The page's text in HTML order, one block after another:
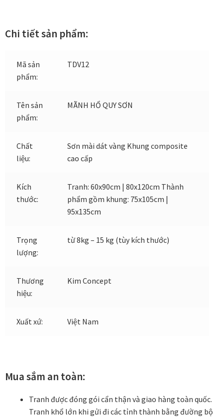
Tranh treo tường
ƯU ĐÃI
Ưu đãi tranh in
Ưu đãi tranh sơn mài
Vận Chuyển Giao Nhận
Xưởng in tranh
Xưởng tranh Mia Home
Chi tiết sản phẩm:
Mã sản
phẩm:
TDV12
Tên sản
phẩm:
MÃNH HỔ QUY SƠN
Chất
liệu:
Sơn mài dát vàng Khung composite
cao cấp
Kích
thước:
Tranh: 60x90cm | 80x120cm Thành
phẩm gồm khung: 75x105cm |
95x135cm
Trọng
lượng:
từ 8kg – 15 kg (tùy kích thước)
Thương
hiệu:
Kim Concept
Xuất xứ: Việt Nam
Mua sắm an toàn:
Tranh được đóng gói cẩn thận và giao hàng toàn quốc.
Tranh khổ lớn khi gửi đi các tỉnh thành bằng đường bộ